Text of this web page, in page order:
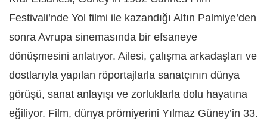
Festivali’nde Yol filmi ile kazandığı Altın Palmiye’den
sonra Avrupa sinemasında bir efsaneye
dönüşmesini anlatıyor. Ailesi, çalışma arkadaşları ve
dostlarıyla yapılan röportajlarla sanatçının dünya
görüşü, sanat anlayışı ve zorluklarla dolu hayatına
eğiliyor. Film, dünya prömiyerini Yılmaz Güney’in 33.